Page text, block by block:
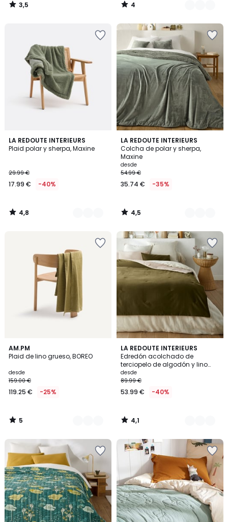
3,5
/
4
/
LA REDOUTE INTERIEURS
Plaid polar y sherpa, Maxine
29.99 €
17.99 € -40%
4,8
/ 5
10
Colores
4,8
/
LA REDOUTE INTERIEURS
Colcha de polar y sherpa,
Maxine
desde
54.99 €
35.74 € -35%
4,5
/ 5
6
Colores
4,5
/
AM.PM
Plaid de lino grueso, BOREO
desde
159.00 €
119.25 € -25%
5
/
7
Colores
5
/
LA REDOUTE INTERIEURS
Edredón acolchado de
terciopelo de algodón y lino
liso, Velvet
desde
89.99 €
53.99 € -40%
4,1
/ 5
6
Colores
4,1
/